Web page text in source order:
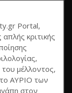
Portal,
κριτικής
μέλλοντος,
ΑΥΡΙΟ των
στον